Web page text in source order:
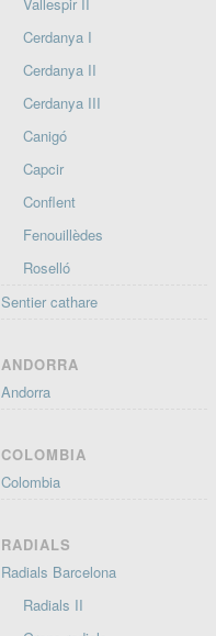
Cerdanya I
Cerdanya II
Cerdanya III
Canigó
Capcir
Conflent
Fenouillèdes
Roselló
Sentier cathare
ANDORRA
Andorra
COLOMBIA
Colombia
RADIALS
Radials Barcelona
Radials II